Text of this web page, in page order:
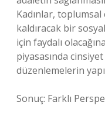
Kadınlar,
kaldıracak bir
için faydalı
piyasasında
düzenlemelerin
Sonuç: Farklı